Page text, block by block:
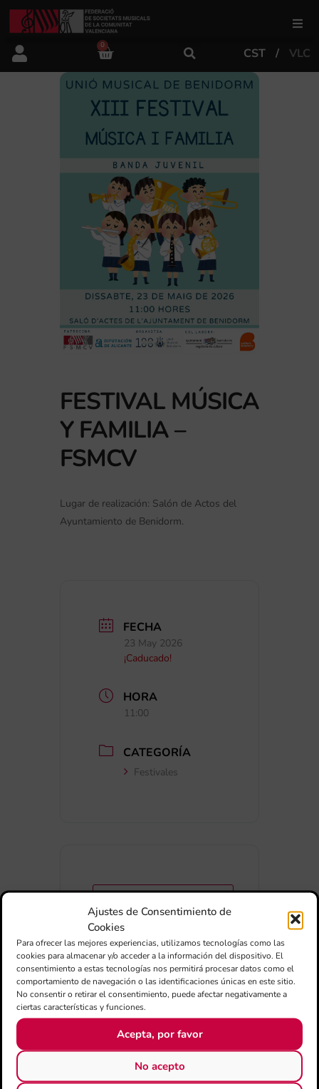
Ajustes de Consentimiento de
Cookies
Para ofrecer las mejores experiencias, utilizamos tecnologías como las
cookies para almacenar y/o acceder a la información del dispositivo. El
consentimiento a estas tecnologías nos permitirá procesar datos como el
comportamiento de navegación o las identificaciones únicas en este sitio.
No consentir o retirar el consentimiento, puede afectar negativamente a
ciertas características y funciones.
Acepta, por favor
No acepto
FSMCV
Áreas de gestión
Área artística
0
CST VLC
FESTIVAL MÚSICA
Y FAMILIA –
FSMCV
Lugar de realización: Salón de Actos del
Ayuntamiento de Benidorm.
FECHA
23 May 2026
¡Caducado!
HORA
11:00
CATEGORÍA
Festivales
+ exportación iCal / Outlook
COMPARTIR ESTE EVENTO